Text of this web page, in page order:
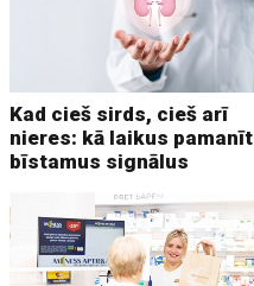
Kad cieš sirds, cieš arī
nieres: kā laikus pamanīt
bīstamus signālus